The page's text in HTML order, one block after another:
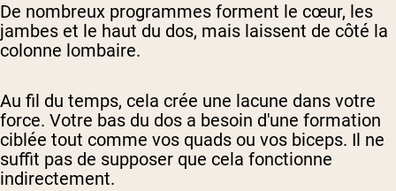
De nombreux programmes forment le cœur, les
jambes et le haut du dos, mais laissent de côté la
colonne lombaire.
Au fil du temps, cela crée une lacune dans votre
force. Votre bas du dos a besoin d'une formation
ciblée tout comme vos quads ou vos biceps. Il ne
suffit pas de supposer que cela fonctionne
indirectement.